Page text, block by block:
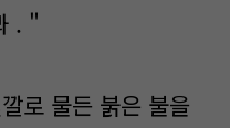
. "
로 물든 붉은 불을